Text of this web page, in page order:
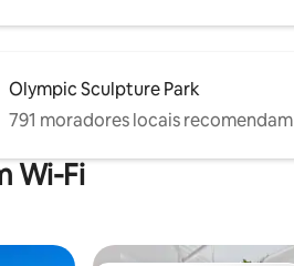
Olympic Sculpture Park
791 moradores locais recomendam
Wi-Fi